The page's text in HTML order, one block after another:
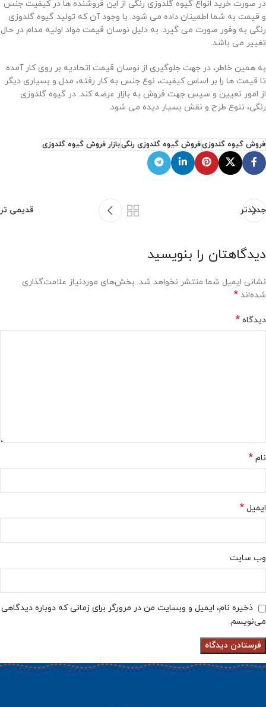
در صورت خرید انواع گیوه گلدوزی رنگی از این فروشنده ها در کیفیت جنس
و قیمت به شما اطمینان داده می شود. با وجود آن که تولید گیوه گلدوزی
رنگی به وفور صورت می گیرد. به دلیل نوسان قیمت مواد اولیه مدام در حال
تغییر می باشد.
به همین خاطر، در جهت جلوگیری از نوسان قیمت اتحادیه بر روی کار آمده
تا قیمت ها را بر اساس کیفیت، نوع جنس به کار رفته، مدل و بسیاری دیگر
از امور تعیین و سپس جهت فروش به بازار عرضه کند. در گیوه گلدوزی
رنگی، تنوع طرح و نقش بسیار دیده می شود.
فروش گیوه گلدوزیفروش گیوه گلدوزی رنگیبازار فروش گیوه گلدوزی
جدیدتر قدیمی تر
دیدگاهتان را بنویسید
نشانی ایمیل شما منتشر نخواهد شد. بخش‌های موردنیاز علامت‌گذاری
شده‌اند *
دیدگاه *
نام *
ایمیل *
وب‌ سایت
ذخیره نام، ایمیل و وبسایت من در مرورگر برای زمانی که دوباره دیدگاهی
می‌نویسم.